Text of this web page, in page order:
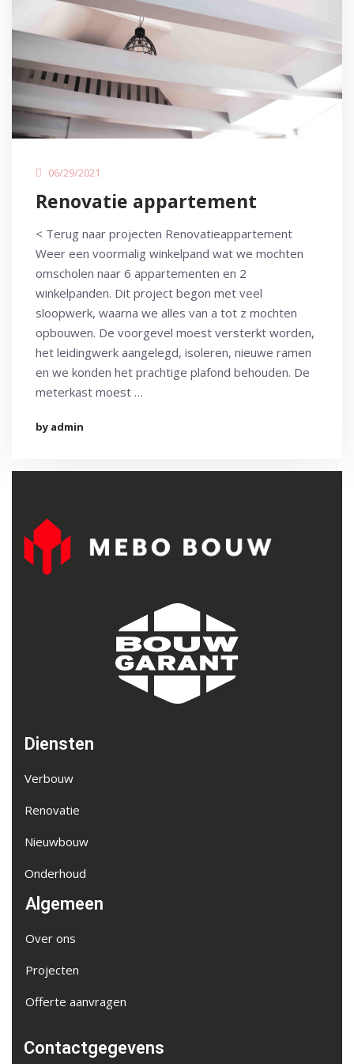
06/29/2021
Renovatie appartement
< Terug naar projecten Renovatieappartement
Weer een voormalig winkelpand wat we mochten
omscholen naar 6 appartementen en 2
winkelpanden. Dit project begon met veel
sloopwerk, waarna we alles van a tot z mochten
opbouwen. De voorgevel moest versterkt worden,
het leidingwerk aangelegd, isoleren, nieuwe ramen
en we konden het prachtige plafond behouden. De
meterkast moest …
by admin
Diensten
Verbouw
Renovatie
Nieuwbouw
Onderhoud
Algemeen
Over ons
Projecten
Offerte aanvragen
Contactgegevens